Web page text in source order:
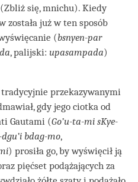
się, mnichu). Kiedy
została już w ten sposób
(bsnyen-par
, palijski: upasampada)
tradycyjnie przekazywanymi
gdy jego ciotka od
Gautami (Go’u-ta-mi sKye-
dgu’i bdag-mo,
) prosiła go, by wyświęcił ją
pięćset podążających za